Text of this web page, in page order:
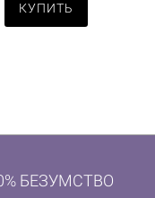
КУПИТЬ
БЕЗУМСТВО